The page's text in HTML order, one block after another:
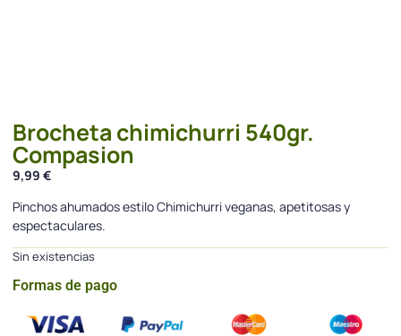
Brocheta chimichurri 540gr.
Compasion
9,99 €
Pinchos ahumados estilo Chimichurri veganas, apetitosas y
espectaculares.
Sin existencias
Formas de pago